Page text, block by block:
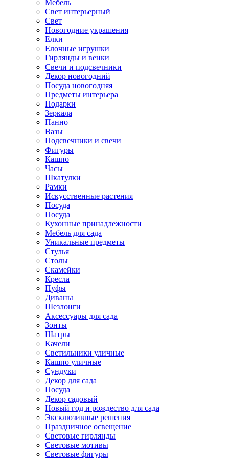
Мебель
Свет интерьерный
Свет
Новогодние украшения
Елки
Елочные игрушки
Гирлянды и венки
Свечи и подсвечники
Декор новогодний
Посуда новогодняя
Предметы интерьера
Подарки
Зеркала
Панно
Вазы
Подсвечники и свечи
Фигуры
Кашпо
Часы
Шкатулки
Рамки
Искусственные растения
Посуда
Посуда
Кухонные принадлежности
Мебель для сада
Уникальные предметы
Стулья
Столы
Скамейки
Кресла
Пуфы
Диваны
Шезлонги
Аксессуары для сада
Зонты
Шатры
Качели
Cветильники уличные
Кашпо уличные
Сундуки
Декор для сада
Посуда
Декор садовый
Новый год и рождество для сада
Эксклюзивные решения
Праздничное освещение
Световые гирлянды
Световые мотивы
Световые фигуры